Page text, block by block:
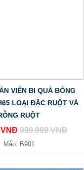
VIÊN BI QUẢ BÓNG
LOẠI ĐẶC RUỘT VÀ
RUỘT
999.999 VNĐ
Mẫu: B901